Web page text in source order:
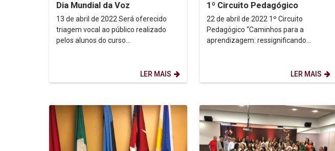
Dia Mundial da Voz
13 de abril de 2022 Será oferecido
triagem vocal ao público realizado
pelos alunos do curso
LER MAIS
1º Circuito Pedagógico
22 de abril de 2022 1º Circuito
Pedagógico “Caminhos para a
aprendizagem: ressignificando
LER MAIS